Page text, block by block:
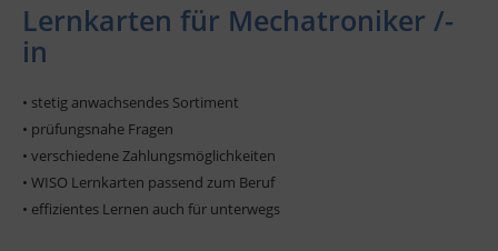
Lernkarten für Mechatroniker /-
in
• stetig anwachsendes Sortiment
• prüfungsnahe Fragen
• verschiedene Zahlungsmöglichkeiten
• WISO Lernkarten passend zum Beruf
• effizientes Lernen auch für unterwegs